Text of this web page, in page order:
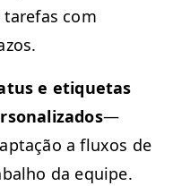
tare­fas com
e eti­que­tas
—
a flux­os de
da equipe.